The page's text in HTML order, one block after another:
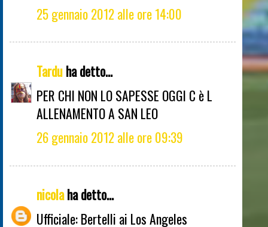
25 gennaio 2012 alle ore 14:00
Tarduha detto...
PER CHI NON LO SAPESSE OGGI C è L
ALLENAMENTO A SAN LEO
26 gennaio 2012 alle ore 09:39
nicolaha detto...
Ufficiale: Bertelli ai Los Angeles